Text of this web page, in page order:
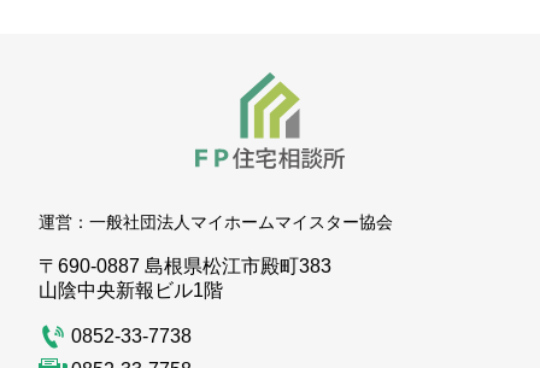
運営： 一般社団法人マイホームマイスター協会
〒690-0887 島根県松江市殿町383
山陰中央新報ビル1階
0852-33-7738